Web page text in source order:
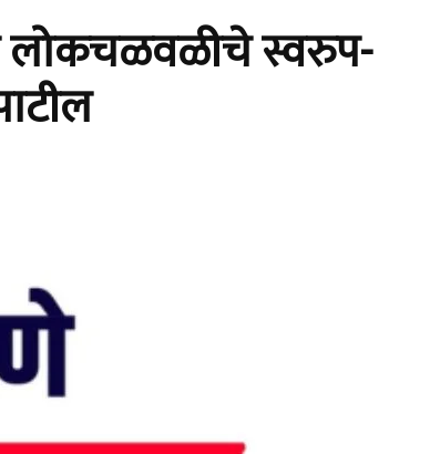
लोकचळवळीचे स्वरुप-